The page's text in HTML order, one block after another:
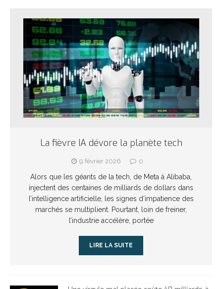
La fièvre IA dévore la planète tech
9 février 2026 0
Alors que les géants de la tech, de Meta à Alibaba,
injectent des centaines de milliards de dollars dans
l’intelligence artificielle, les signes d’impatience des
marchés se multiplient. Pourtant, loin de freiner,
l’industrie accélère, portée
LIRE LA SUITE